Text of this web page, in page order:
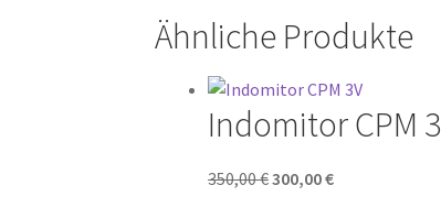
Ähnliche Produkte
Indomitor CPM
350,00€ Ursprünglicher
300,00€Aktueller